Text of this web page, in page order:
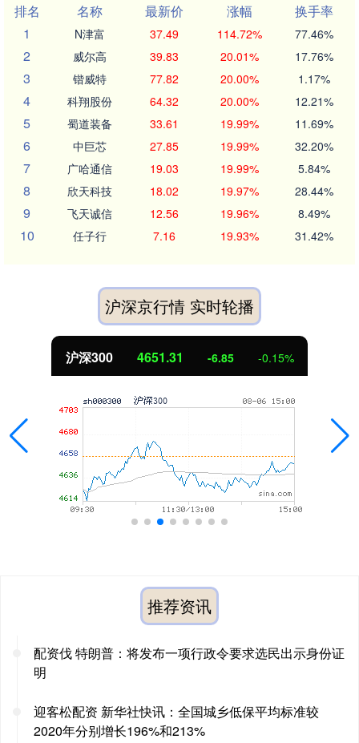
排名
名称 最新价 涨幅
换手率
1
N津富 37.49 114.72% 77.46%
2 威尔高 39.83 20.01% 17.76%
3 锴威特 77.82 20.00% 1.17%
4 科翔股份 64.32 20.00% 12.21%
5 蜀道装备 33.61 19.99% 11.69%
6 中巨芯 27.85 19.99% 32.20%
7 广哈通信 19.03 19.99% 5.84%
8 欣天科技 18.02 19.97% 28.44%
9 飞天诚信 12.56 19.96% 8.49%
10 任子行 7.16 19.93% 31.42%
沪深京行情 实时轮播
沪深300 4651.31 -6.85 -0.15%
推荐资讯
配资伐 特朗普：将发布一项行政令要求选民出示身份证
明
迎客松配资 新华社快讯：全国城乡低保平均标准较
2020年分别增长196%和213%